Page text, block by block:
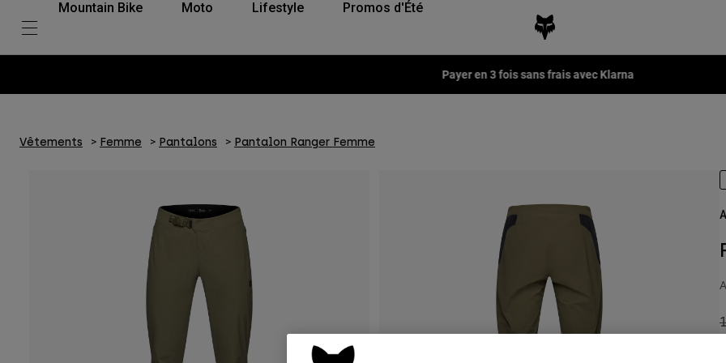
Mountain Bike Moto Lifestyle Promos d'Été
Payer en 3 fois sans frais avec Klarna
Vêtements Femme Pantalons Pantalon Ranger Femme